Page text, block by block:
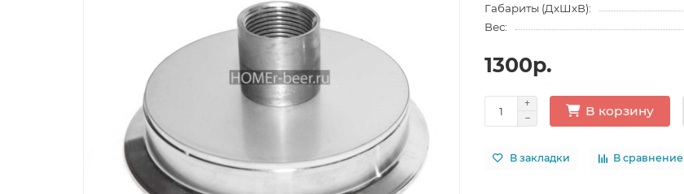
Габариты (ДхШхВ):
Вес:
1300р.
В корзину
В закладки В сравнение